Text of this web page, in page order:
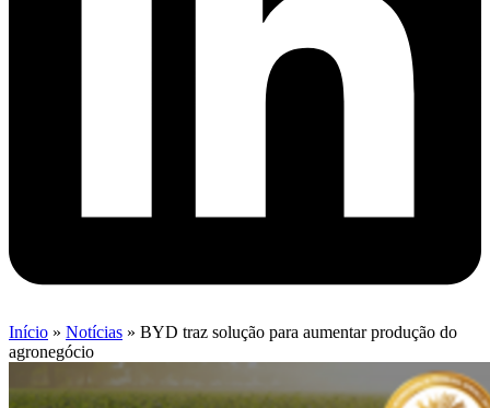
Início » Notícias » BYD traz solução para aumentar produção do
agronegócio